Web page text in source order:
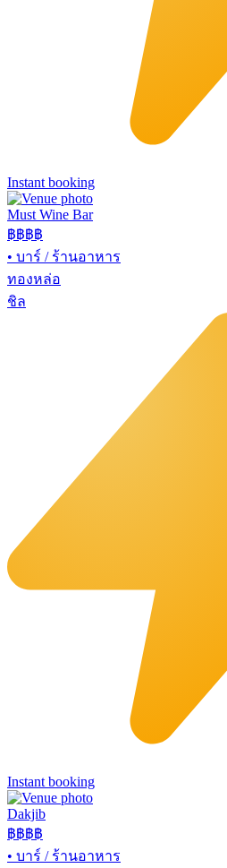
Instant booking
Must Wine Bar
฿฿฿฿
• บาร์ / ร้านอาหาร
ทองหล่อ
ชิล
Instant booking
Dakjib
฿฿฿฿
• บาร์ / ร้านอาหาร